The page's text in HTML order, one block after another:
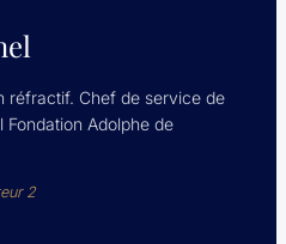
réfractif. Chef de service de
Adolphe de
2